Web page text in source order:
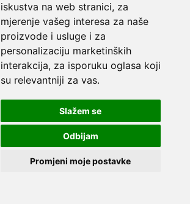
iskustva na web stranici, za
mjerenje vašeg interesa za naše
proizvode i usluge i za
personalizaciju marketinških
interakcija, za isporuku oglasa koji
su relevantniji za vas.
Slažem se
Odbijam
Promjeni moje postavke